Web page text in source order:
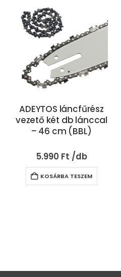
ADEYTOS láncfűrész
vezető két db lánccal
– 46 cm (BBL)
5.990 Ft
KOSÁRBA TESZEM